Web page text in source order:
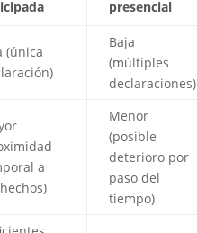
presencial
(única
Baja
(múltiples
declaraciones)
a
Menor
(posible
deterioro por
paso del
tiempo)